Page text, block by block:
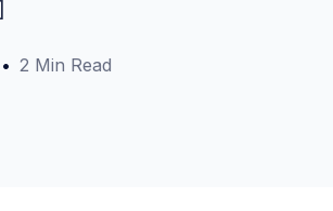
2 Min Read